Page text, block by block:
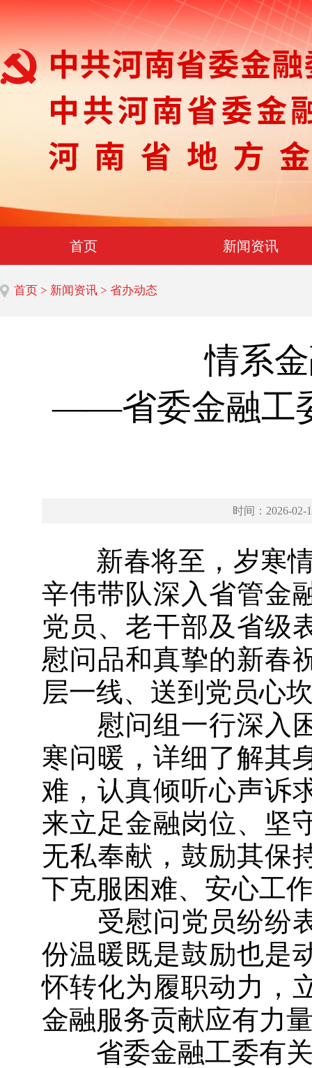
首页 新闻资讯
首页 > 新闻资讯 > 省办动态
情系
——省委金融工
时间：2026-02-
新春将至，岁寒情
辛伟带队深入省管金
党员、老干部及省级
慰问品和真挚的新春
层一线、送到党员心
慰问组一行深入困
寒问暖，详细了解其
难，认真倾听心声诉
来立足金融岗位、坚
无私奉献，鼓励其保
下克服困难、安心工
受慰问党员纷纷表
份温暖既是鼓励也是
怀转化为履职动力，
金融服务贡献应有力
省委金融工委有关